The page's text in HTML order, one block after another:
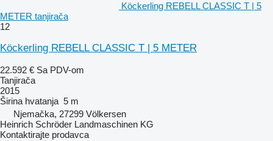
Köckerling REBELL CLASSIC T | 5
METER tanjirača
12
Köckerling REBELL CLASSIC T | 5 METER
22.592 € Sa PDV-om
Tanjirača
2015
Širina hvatanja 5 m
Njemačka, 27299 Völkersen
Heinrich Schröder Landmaschinen KG
Kontaktirajte prodavca